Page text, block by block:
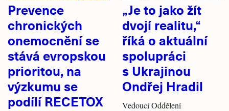
Prevence
chronických
onemocnění se
stává evropskou
prioritou, na
výzkumu se
podílí RECETOX
„Je to jako žít
dvojí realitu,“
říká o aktuální
spolupráci
s Ukrajinou
Ondřej Hradil
Vedoucí Oddělení